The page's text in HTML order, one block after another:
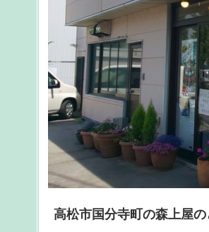
高松市国分寺町の森上屋